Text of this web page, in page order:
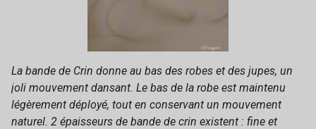
La bande de Crin donne au bas des robes et des jupes, un
joli mouvement dansant. Le bas de la robe est maintenu
légèrement déployé, tout en conservant un mouvement
naturel. 2 épaisseurs de bande de crin existent : fine et